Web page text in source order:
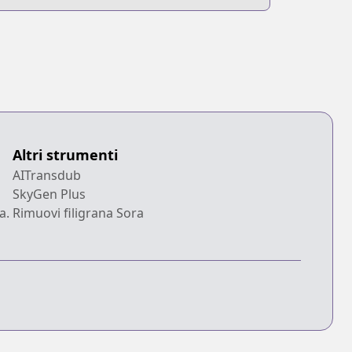
Altri strumenti
AITransdub
SkyGen Plus
Rimuovi filigrana Sora